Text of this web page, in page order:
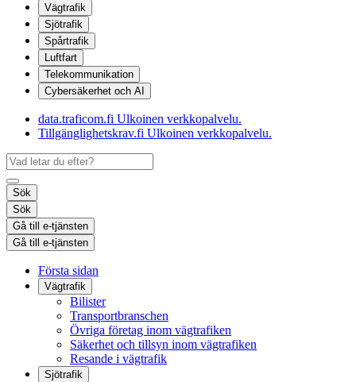
Vägtrafik
Sjötrafik
Spårtrafik
Luftfart
Telekommunikation
Cybersäkerhet och AI
data.traficom.fi Ulkoinen verkkopalvelu.
Tillgänglighetskrav.fi Ulkoinen verkkopalvelu.
Sök
Sök
Gå till e-tjänsten
Gå till e-tjänsten
Första sidan
Vägtrafik
Bilister
Transportbranschen
Övriga företag inom vägtrafiken
Säkerhet och tillsyn inom vägtrafiken
Resande i vägtrafik
Sjötrafik